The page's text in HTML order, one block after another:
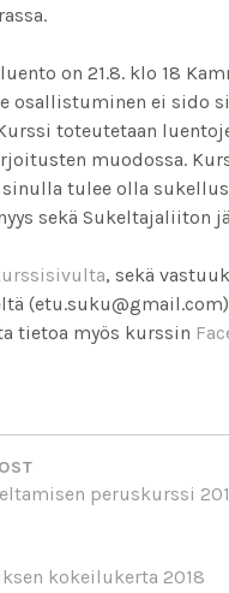
on 21.8. klo 18
osallistuminen ei sido
toteutetaan
muodossa.
sinulla tulee olla
sekä Sukeltajaliiton
, sekä
tietoa myös kurssin
peruskurssi
kokeilukerta 2018